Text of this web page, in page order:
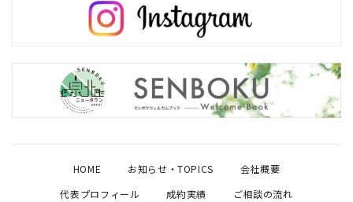
HOME お知らせ・TOPICS
会社概要
代表プロフィール
成約実績
ご相談の流れ